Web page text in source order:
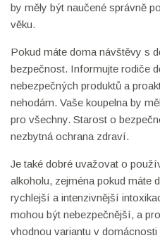
by měly být naučené správně
věku.
Pokud máte doma návštěvy s
bezpečnost. Informujte rodiče
nebezpečných produktů a
nehodám. Vaše koupelna by
pro všechny. Starost o
nezbytná ochrana zdraví.
Je také dobré uvažovat o
alkoholu, zejména pokud máte
rychlejší a intenzivnější
mohou být nebezpečnější, a
vhodnou variantu v